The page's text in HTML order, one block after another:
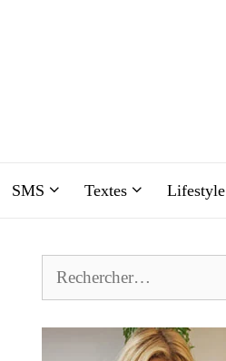
SMS Textes Lifestyle